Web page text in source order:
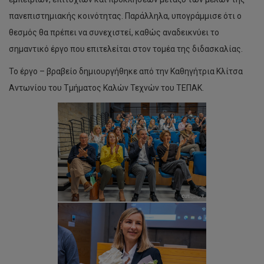
πανεπιστημιακής κοινότητας. Παράλληλα, υπογράμμισε ότι ο
θεσμός θα πρέπει να συνεχιστεί, καθώς αναδεικνύει το
σημαντικό έργο που επιτελείται στον τομέα της διδασκαλίας.
Το έργο – βραβείο δημιουργήθηκε από την Καθηγήτρια Κλίτσα
Αντωνίου του Τμήματος Καλών Τεχνών του ΤΕΠΑΚ.